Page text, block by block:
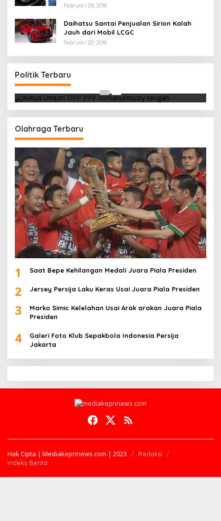
Februari 20, 2018
Daihatsu Santai Penjualan Sirion Kalah
Jauh dari Mobil LCGC
Februari 20, 2018
Politik Terbaru
Strategi PPP Menangkan Duet Ganjar dan Gus
Yasin
Olahraga Terbaru
1 Saat Bepe Kehilangan Medali Juara Piala Presiden
2 Jersey Persija Laku Keras Usai Juara Piala Presiden
3
Marko Simic Kelelahan Usai Arak arakan Juara Piala
Presiden
4
Galeri Foto Klub Sepakbola Indonesia Persija
Jakarta
Hak Cipta | Mediakeprinews.com | 2023
Redaksi
Indeks Berita